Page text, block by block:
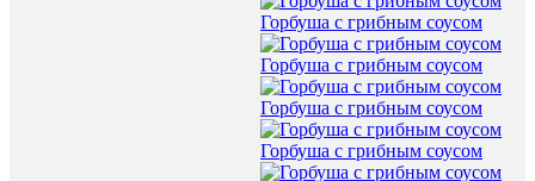
Горбуша с грибным соусом
Горбуша с грибным соусом
Горбуша с грибным соусом
Горбуша с грибным соусом